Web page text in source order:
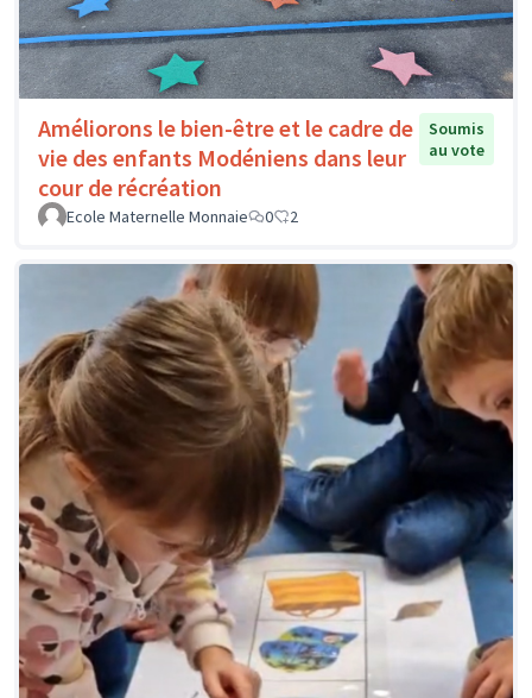
Améliorons le bien-être et le cadre de
vie des enfants Modéniens dans leur
cour de récréation
Soumis
au vote
Ecole Maternelle Monnaie 0 2